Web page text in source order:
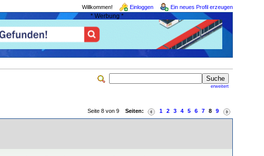
Willkommen! Einloggen Ein neues Profil erzeugen
* Werbung *
erweitert
Seite 8 von 9 Seiten: 1 2 3 4 5 6 7 8 9